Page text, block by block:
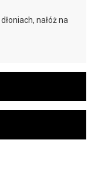
nałóż na